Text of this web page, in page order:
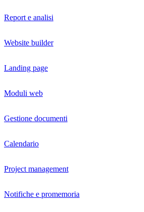
Report e analisi
Website builder
Landing page
Moduli web
Gestione documenti
Calendario
Project management
Notifiche e promemoria